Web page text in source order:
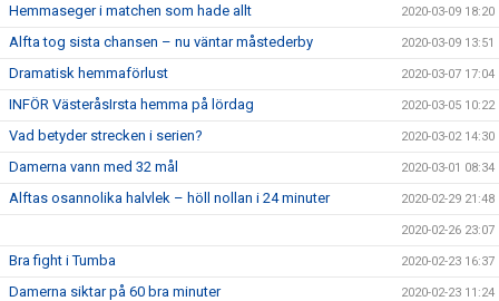
Hemmaseger i matchen som hade allt 2020-03-09 18:20
Alfta tog sista chansen – nu väntar måstederby 2020-03-09 13:51
Dramatisk hemmaförlust 2020-03-07 17:04
INFÖR VästeråsIrsta hemma på lördag 2020-03-05 10:22
Vad betyder strecken i serien? 2020-03-02 14:30
Damerna vann med 32 mål 2020-03-01 08:34
Alftas osannolika halvlek – höll nollan i 24 minuter 2020-02-29 21:48
2020-02-26 23:07
Bra fight i Tumba 2020-02-23 16:37
Damerna siktar på 60 bra minuter 2020-02-23 11:24